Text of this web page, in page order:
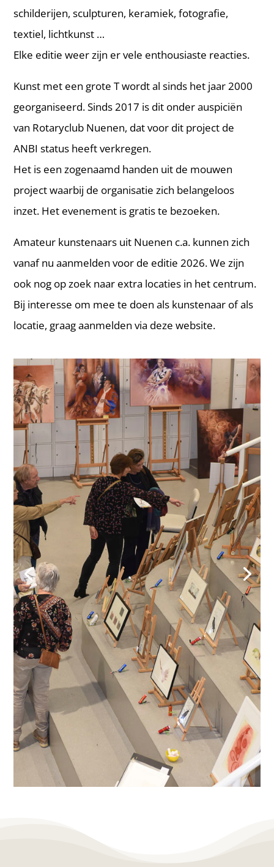
schilderijen, sculpturen, keramiek, fotografie,
textiel, lichtkunst …
Elke editie weer zijn er vele enthousiaste reacties.
Kunst met een grote T wordt al sinds het jaar 2000
georganiseerd. Sinds 2017 is dit onder auspiciën
van Rotaryclub Nuenen, dat voor dit project de
ANBI status heeft verkregen.
Het is een zogenaamd handen uit de mouwen
project waarbij de organisatie zich belangeloos
inzet. Het evenement is gratis te bezoeken.
Amateur kunstenaars uit Nuenen c.a. kunnen zich
vanaf nu aanmelden voor de editie 2026. We zijn
ook nog op zoek naar extra locaties in het centrum.
Bij interesse om mee te doen als kunstenaar of als
locatie, graag aanmelden via deze website.